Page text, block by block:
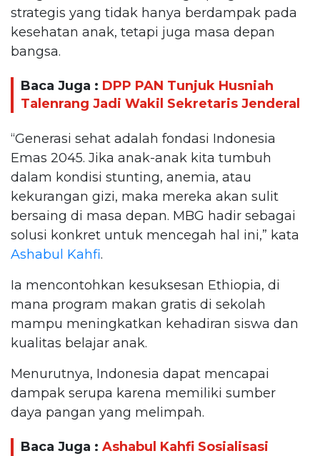
strategis yang tidak hanya berdampak pada
kesehatan anak, tetapi juga masa depan
bangsa.
Baca Juga : DPP PAN Tunjuk Husniah
Talenrang Jadi Wakil Sekretaris Jenderal
“Generasi sehat adalah fondasi Indonesia
Emas 2045. Jika anak-anak kita tumbuh
dalam kondisi stunting, anemia, atau
kekurangan gizi, maka mereka akan sulit
bersaing di masa depan. MBG hadir sebagai
solusi konkret untuk mencegah hal ini,” kata
Ashabul Kahfi.
Ia mencontohkan kesuksesan Ethiopia, di
mana program makan gratis di sekolah
mampu meningkatkan kehadiran siswa dan
kualitas belajar anak.
Menurutnya, Indonesia dapat mencapai
dampak serupa karena memiliki sumber
daya pangan yang melimpah.
Baca Juga : Ashabul Kahfi Sosialisasi